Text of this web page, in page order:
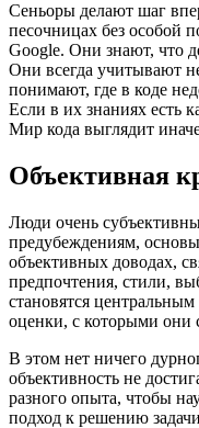
Сеньоры делают шаг
песочницах без особой
Google. Они знают, что
Они всегда учитывают
понимают, где в коде
Если в их знаниях есть
Мир кода выглядит
Объективная
Люди очень
предубеждениям,
объективных доводах,
предпочтения, стили,
становятся
оценки, с которыми они
В этом нет ничего
объективность не
разного опыта, чтобы
подход к решению